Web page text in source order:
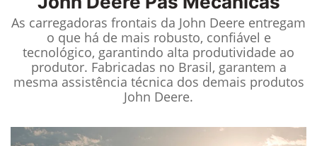
As carregadoras frontais da John Deere entregam
o que há de mais robusto, confiável e
tecnológico, garantindo alta produtividade ao
produtor. Fabricadas no Brasil, garantem a
mesma assistência técnica dos demais produtos
John Deere.